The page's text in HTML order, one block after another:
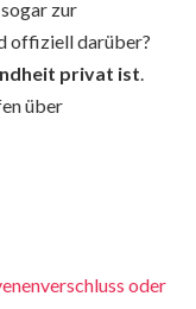
zur
offiziell darüber?
privat ist.
über
oder